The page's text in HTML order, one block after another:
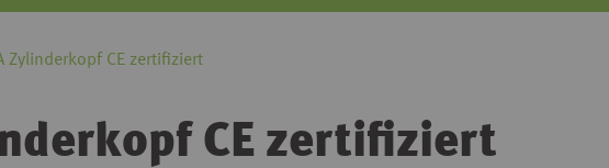
Zylinderkopf CE zertifiziert
CE zertifiziert